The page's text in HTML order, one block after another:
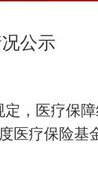
公示
，医疗保
医疗保险基